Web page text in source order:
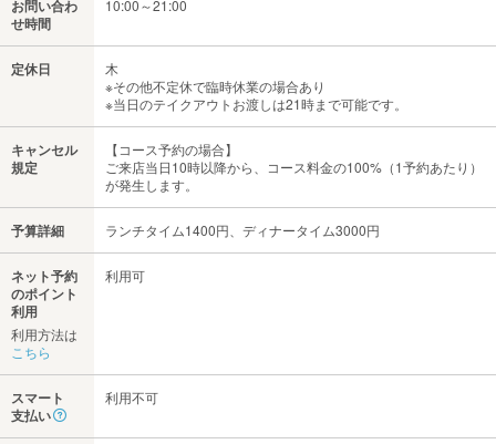
お問い合わ
せ時間
10:00～21:00
定休日
木
※その他不定休で臨時休業の場合あり
※当日のテイクアウトお渡しは21時まで可能です。
キャンセル
規定
【コース予約の場合】
ご来店当日10時以降から、コース料金の100%（1予約あたり）
が発生します。
予算詳細 ランチタイム1400円、ディナータイム3000円
ネット予約
のポイント
利用
利用方法は
こちら
利用可
スマート
支払い
利用不可